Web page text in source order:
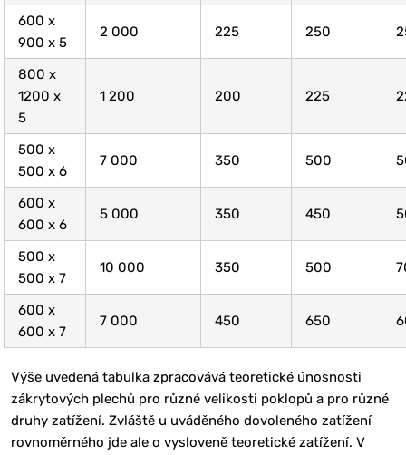
600 x
900 x 5
2 000 225 250
800 x
1200 x
5
1 200 200 225
500 x
500 x 6
7 000 350 500
600 x
600 x 6
5 000 350 450
500 x
500 x 7
10 000 350 500
600 x
600 x 7
7 000 450 650
Výše uvedená tabulka zpracovává teoretické únosnosti
zákrytových plechů pro různé velikosti poklopů a pro různé
druhy zatížení. Zvláště u uváděného dovoleného zatížení
rovnoměrného jde ale o vysloveně teoretické zatížení. V